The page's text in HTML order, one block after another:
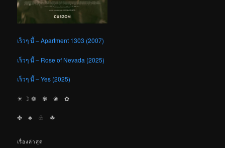
เร็วๆ นี้ – Apartment 1303 (2007)
เร็วๆ นี้ – Rose of Nevada (2025)
เร็วๆ นี้ – Yes (2025)
☀︎ ☽ ❁ ✾ ❀ ✿
✤ ♣︎ ♧ ☘︎
เรื่องล่าสุด